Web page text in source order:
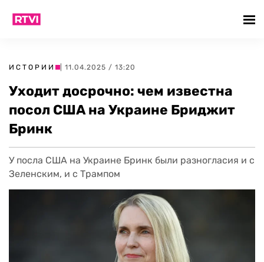
ИСТОРИИ | 11.04.2025 / 13:20
Уходит досрочно: чем известна
посол США на Украине Бриджит
Бринк
У посла США на Украине Бринк были разногласия и с
Зеленским, и с Трампом